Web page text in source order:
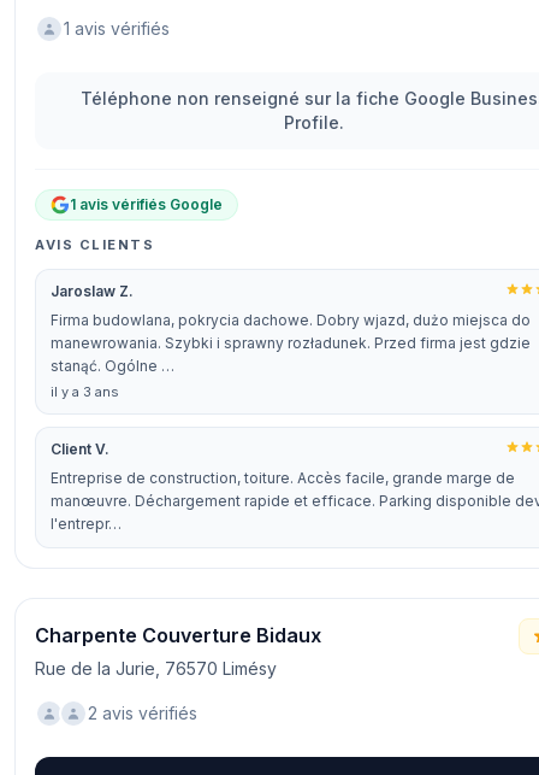
1 avis vérifiés
Téléphone non renseigné sur la fiche Google
Profile.
1 avis vérifiés Google
AVIS CLIENTS
Jaroslaw Z.
Firma budowlana, pokrycia dachowe. Dobry wjazd, dużo miejsca do
manewrowania. Szybki i sprawny rozładunek. Przed firma jest gdzie
stanąć. Ogólne …
il y a 3 ans
Client V.
Entreprise de construction, toiture. Accès facile, grande marge de
manœuvre. Déchargement rapide et efficace. Parking disponible
l'entrepr…
Charpente Couverture Bidaux
Rue de la Jurie, 76570 Limésy
2 avis vérifiés